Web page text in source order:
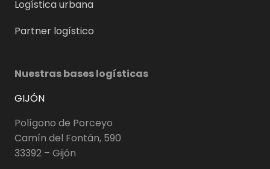
Logística urbana
Partner logístico
Nuestras bases logísticas
GIJÓN
Polígono de Porceyo
Camín del Fontán, 590
33392 – Gijón